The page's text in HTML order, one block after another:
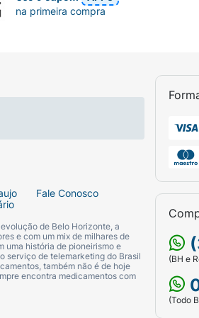
Fale Conosco
de Belo Horizonte, a
e com um mix de milhares de
uma história de pioneirismo e
serviço de telemarketing do Brasil
também não é de hoje
encontra medicamentos com
(BH e
(Todo
na primeira compra